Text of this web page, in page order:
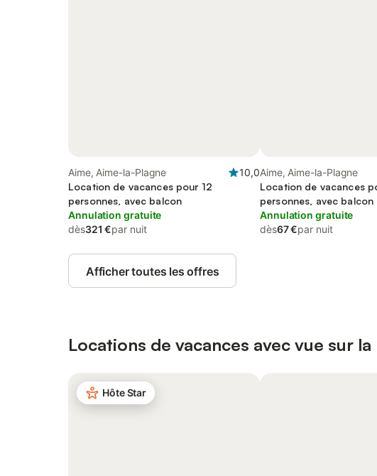
Aime, Aime-la-Plagne
10,0
Location de vacances pour 12
personnes, avec balcon
Annulation gratuite
dès321 €par nuit
Aime, Aime-la-Plagne
Location de vacances
personnes, avec balcon
Annulation gratuite
dès67 €par nuit
Afficher toutes les offres
Locations de vacances avec vue sur
Hôte Star